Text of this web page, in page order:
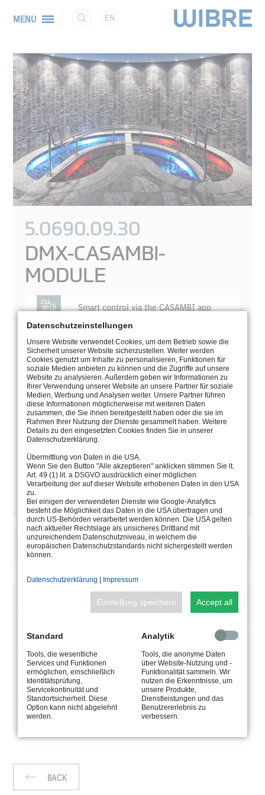
MENU EN
5.0690.09.30
DMX-CASAMBI-
MODULE
Smart control via the CASAMBI app
MANUAL
DESCRIPTION
WEIGHT
DIMENSIONS
OPERATING
5.0690.09.30
0,23 kg
72,6 x 30 x 18 mm
-25°C–+45°C
BACK
Datenschutzeinstellungen
Unsere Website verwendet Cookies, um dem Betrieb sowie die
Sicherheit unserer Website sicherzustellen. Weiter werden
Cookies genutzt um Inhalte zu personalisieren, Funktionen für
soziale Medien anbieten zu können und die Zugriffe auf unsere
Website zu analysieren. Außerdem geben wir Informationen zu
Ihrer Verwendung unserer Website an unsere Partner für soziale
Medien, Werbung und Analysen weiter. Unsere Partner führen
diese Informationen möglicherweise mit weiteren Daten
zusammen, die Sie ihnen bereitgestellt haben oder die sie im
Rahmen Ihrer Nutzung der Dienste gesammelt haben. Weitere
Details zu den eingesetzten Cookies finden Sie in unserer
Datenschutzerklärung.
Übermittlung von Daten in die USA.
Wenn Sie den Button "Alle akzeptieren" anklicken stimmen Sie lt.
Art. 49 (1) lit. a DSGVO ausdrücklich einer möglichen
Verarbeitung der auf dieser Website erhobenen Daten in den USA
zu.
Bei einigen der verwendeten Dienste wie Google-Analytics
besteht die Möglichkeit das Daten in die USA übertragen und
durch US-Behörden verarbeitet werden können. Die USA gelten
nach aktueller Rechtslage als unsicheres Drittland mit
unzureichendem Datenschutzniveau, in welchem die
europäischen Datenschutzstandards nicht sichergestellt werden
können.
Datenschutzerklärung Impressum
Einstellung speichern Accept all
Standard
Tools, die wesentliche
Services und Funktionen
ermöglichen, einschließlich
Identitätsprüfung,
Servicekontinuität und
Standortsicherheit. Diese
Option kann nicht abgelehnt
werden.
Analytik
Tools, die anonyme Daten
über Website-Nutzung und -
Funktionalität sammeln. Wir
nutzen die Erkenntnisse, um
unsere Produkte,
Dienstleistungen und das
Benutzererlebnis zu
verbessern.